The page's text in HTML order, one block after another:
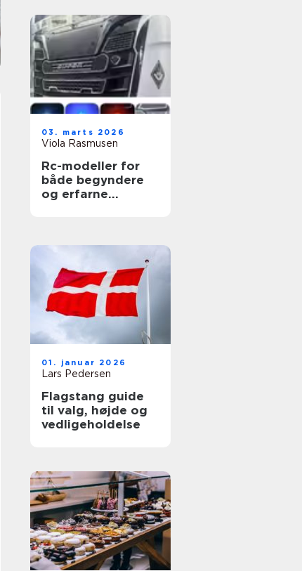
03. marts 2026
Viola Rasmusen
Rc-modeller for
både begyndere
og erfarne
01. januar 2026
Lars Pedersen
Flagstang guide
til valg, højde og
vedligeholdelse